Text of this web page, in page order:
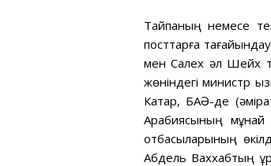
Тайпаның немесе
посттарға
мен Салех әл Шейх
жөніндегі министр
Катар, БАӘ-де
Арабиясының мұнай
отбасыларының
Абдель Ваххабтың